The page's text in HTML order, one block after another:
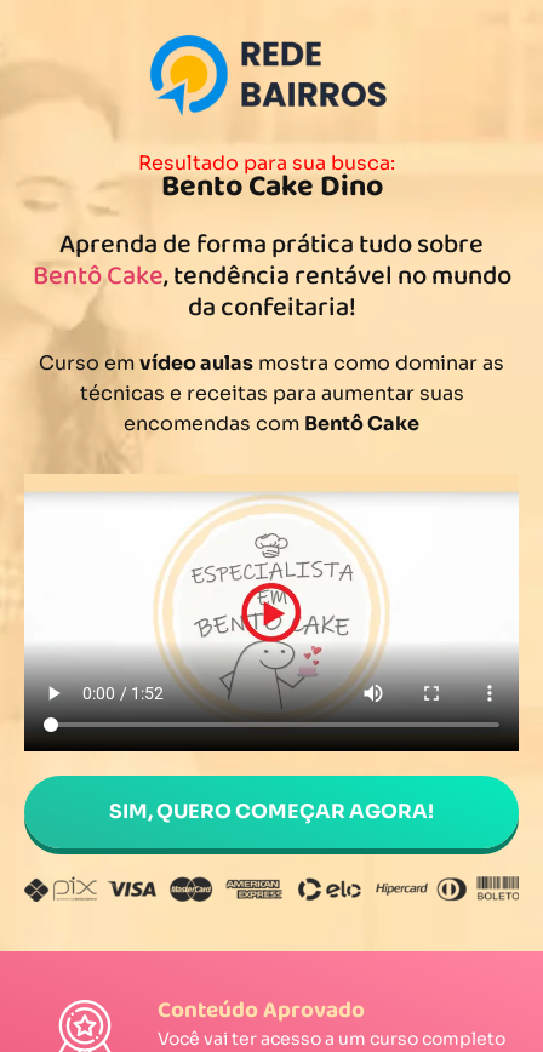
Resultado para sua busca:
Bento Cake Dino
Aprenda de forma prática tudo sobre
Bentô Cake, tendência rentável no mundo
da confeitaria!
Curso emvídeo aulas mostra como dominar as
técnicas e receitas para aumentar suas
encomendas com Bentô Cake
SIM, QUERO COMEÇAR AGORA!
Conteúdo Aprovado
Você vai ter acesso a um curso completo